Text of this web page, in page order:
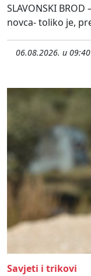
SLAVONSKI
novca- toliko je,
06.08.2026. u 09:40
Savjeti i trikovi